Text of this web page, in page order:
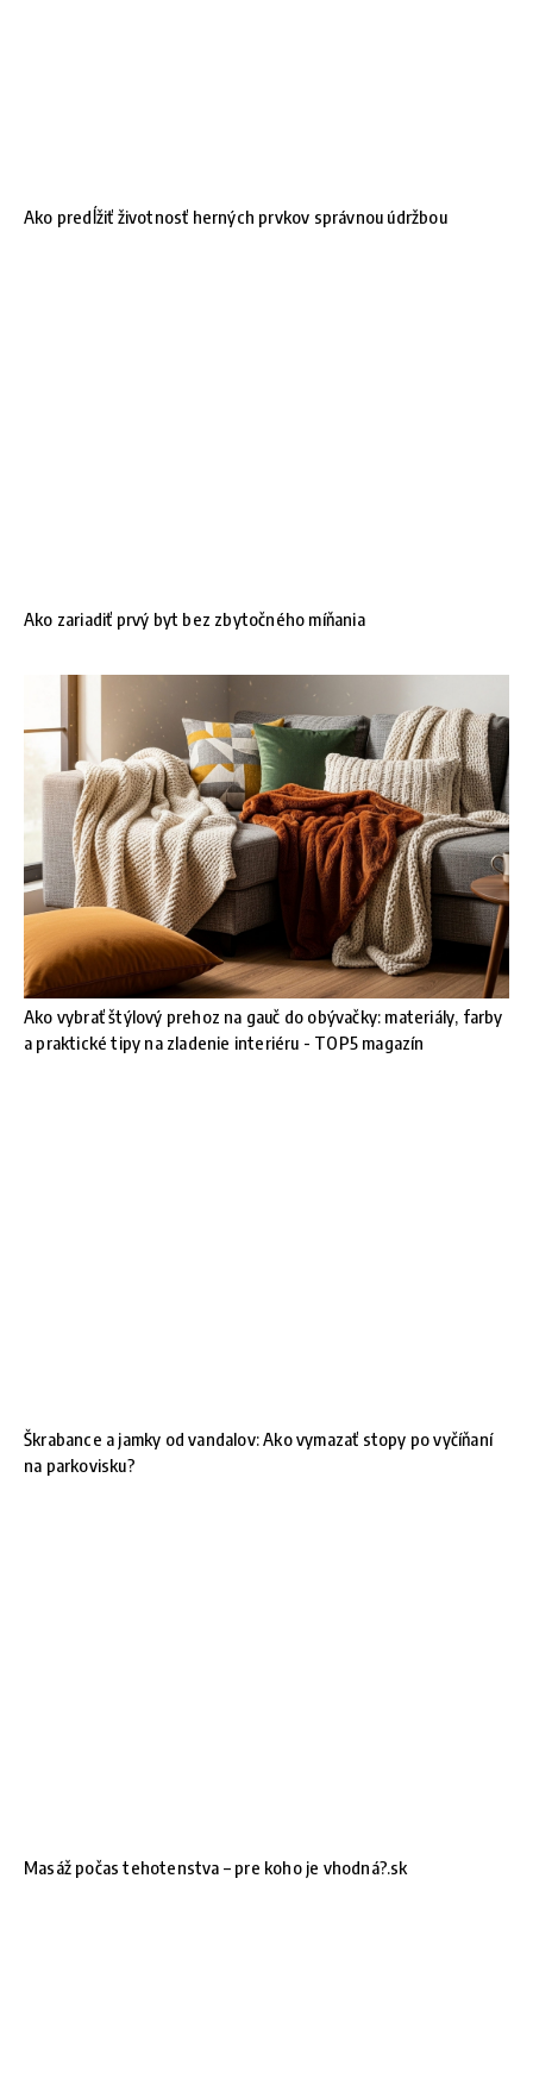
Ako predĺžiť životnosť herných prvkov správnou údržbou
Ako zariadiť prvý byt bez zbytočného míňania
Ako vybrať štýlový prehoz na gauč do obývačky: materiály, farby
a praktické tipy na zladenie interiéru - TOP5 magazín
Škrabance a jamky od vandalov: Ako vymazať stopy po vyčíňaní
na parkovisku?
Masáž počas tehotenstva – pre koho je vhodná?.sk